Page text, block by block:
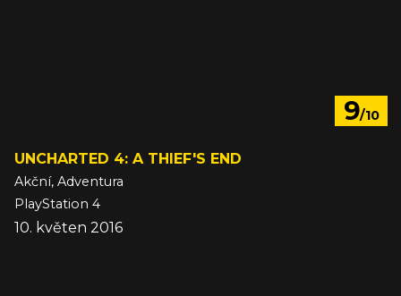
9/10
UNCHARTED 4: A THIEF'S END
Akční, Adventura
PlayStation 4
10. květen 2016